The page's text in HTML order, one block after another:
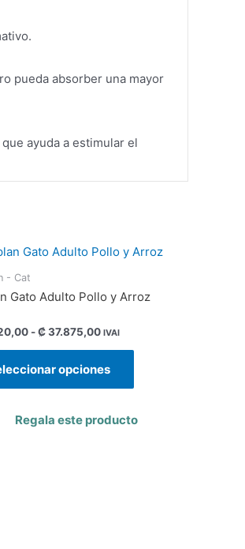
pueda absorber una mayor
ayuda a estimular el
- Cat
Gato Adulto Pollo y Arroz
-₡37.875,00 IVAI
opciones
Regala este producto